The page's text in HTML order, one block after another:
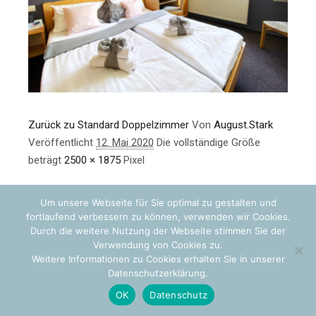
Zurück zu Standard Doppelzimmer Von August.Stark
Veröffentlicht 12. Mai 2020 Die vollständige Größe
beträgt 2500 × 1875 Pixel
Um unsere Webseite für Sie optimal zu gestalten und
fortlaufend verbessern zu können, verwenden wir Cookies.
Durch die weitere Nutzung der Webseite stimmen Sie der
Verwendung von Cookies zu.
Weitere Informationen zu Cookies erhalten Sie in unserer
Datenschutzerklärung.
OK
Datenschutz